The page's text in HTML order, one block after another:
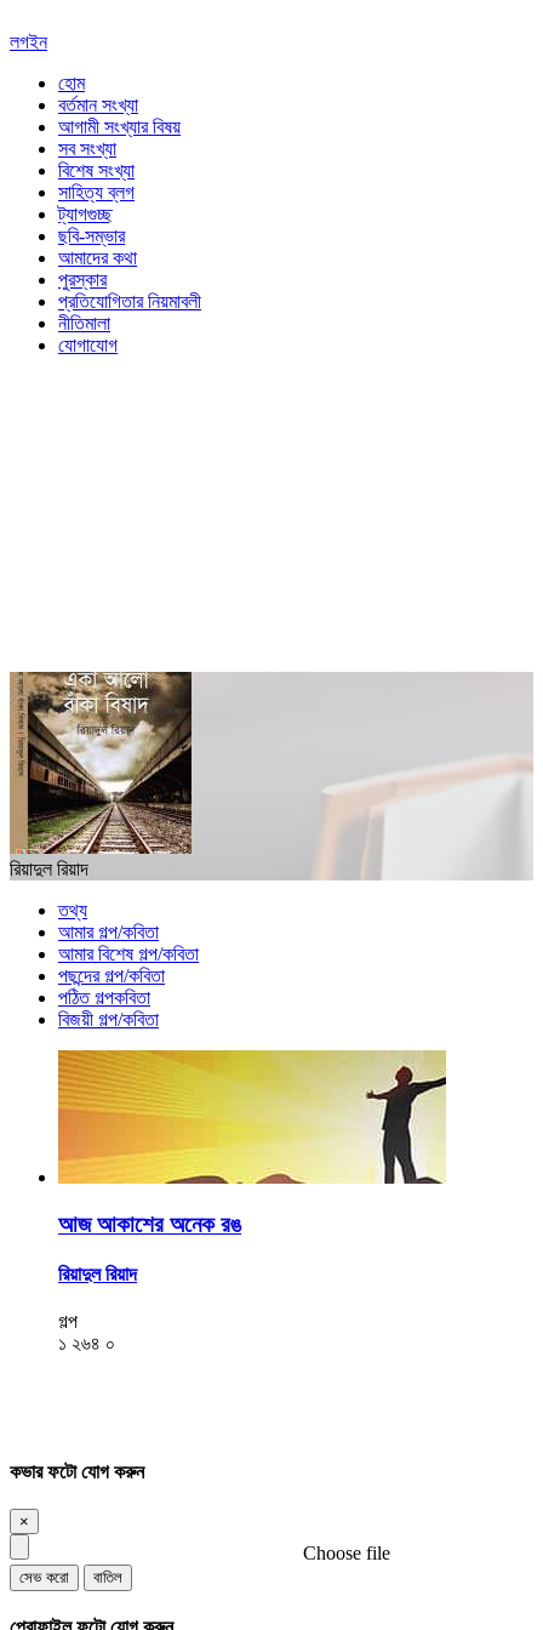
লগইন
হোম
বর্তমান সংখ্যা
আগামী সংখ্যার বিষয়
সব সংখ্যা
বিশেষ সংখ্যা
সাহিত্য ব্লগ
ট্যাগগুচ্ছ
ছবি-সম্ভার
আমাদের কথা
পুরস্কার
প্রতিযোগিতার নিয়মাবলী
নীতিমালা
যোগাযোগ
রিয়াদুল রিয়াদ
তথ্য
আমার গল্প/কবিতা
আমার বিশেষ গল্প/কবিতা
পছন্দের গল্প/কবিতা
পঠিত গল্পকবিতা
বিজয়ী গল্প/কবিতা
আজ আকাশের অনেক রঙ
রিয়াদুল রিয়াদ
গল্প
১ ২৬৪ ০
কভার ফটো যোগ করুন
×
Choose file
সেভ করো বাতিল